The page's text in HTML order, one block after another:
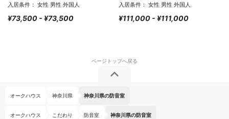
入居条件： 女性 男性 外国人
¥73,500 - ¥73,500
入居条件： 女性 男性 外国人
¥111,000 - ¥111,000
オークハウス 神奈川県 神奈川県の防音室
オークハウス こだわり 防音室 神奈川県の防音室